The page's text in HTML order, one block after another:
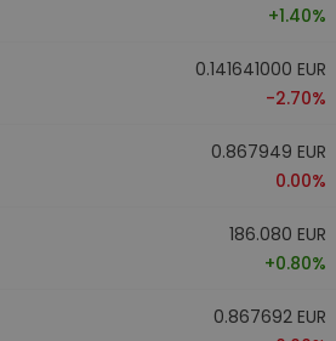
+1.40%
0.141641000 EUR
-2.70%
0.867949 EUR
0.00%
186.080 EUR
+0.80%
0.867692 EUR